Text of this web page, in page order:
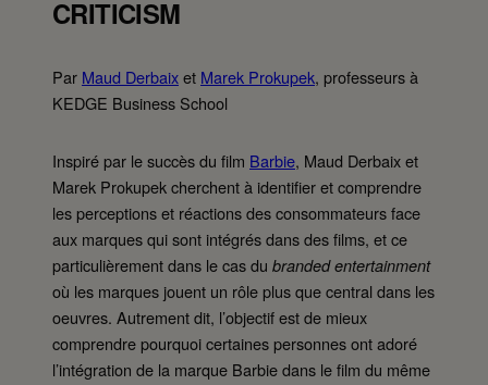
CRITICISM
Par Maud Derbaixet Marek Prokupek, professeurs à
KEDGE Business School
Inspiré par le succès du film Barbie, Maud Derbaix et
Marek Prokupek cherchent à identifier et comprendre
les perceptions et réactions des consommateurs face
aux marques qui sont intégrés dans des films, et ce
particulièrement dans le cas du branded entertainment
où les marques jouent un rôle plus que central dans les
oeuvres. Autrement dit, l’objectif est de mieux
comprendre pourquoi certaines personnes ont adoré
l’intégration de la marque Barbie dans le film du même